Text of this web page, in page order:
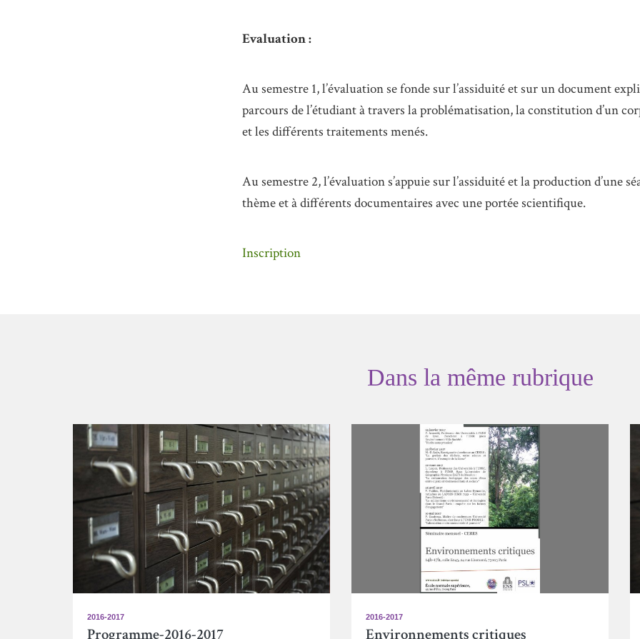
Evaluation :
Au semestre 1, l’évaluation se fonde sur l’assiduité et sur un document
parcours de l’étudiant à travers la problématisation, la constitution d’un
et les différents traitements menés.
Au semestre 2, l’évaluation s’appuie sur l’assiduité et la production d’une
thème et à différents documentaires avec une portée scientifique.
Inscription
Dans la même rubrique
2016-2017
Programme-2016-2017
2016-2017
Environnements critiques